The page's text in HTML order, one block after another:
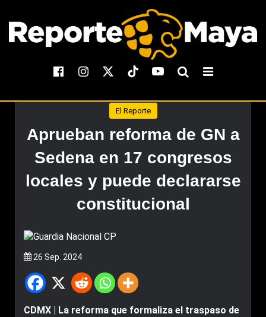
El Reporte
Aprueban reforma de GN a
Sedena en 17 congresos
locales y puede declararse
constitucional
26 Sep. 2024
CDMX | La reforma que formaliza el traspaso de